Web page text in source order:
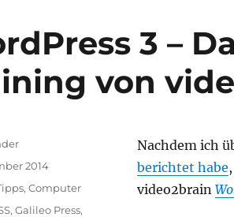
3 –
von
Nachdem ich
berichtet habe
video2brain
2014
,Computer
,Galileo Press,